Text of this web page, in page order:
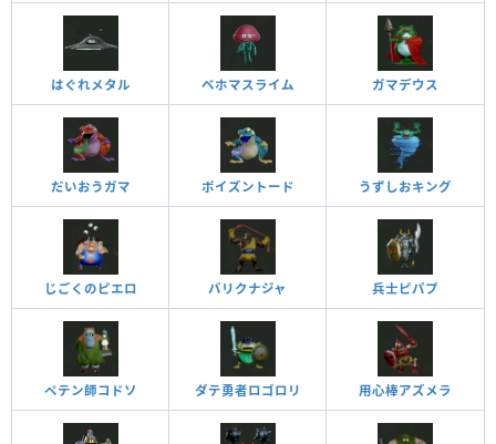
はぐれメタル ベホマスライム ガマデウス
だいおうガマ ポイズントード うずしおキング
じごくのピエロ バリクナジャ 兵士ピパプ
ペテン師コドソ ダテ勇者ロゴロリ 用心棒アズメラ